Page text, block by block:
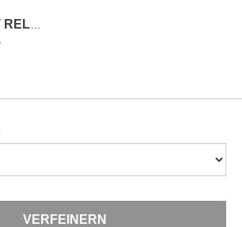
VERFEINERN